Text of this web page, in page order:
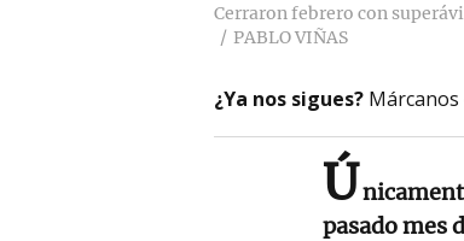
Cerraron febrero con
PABLO VIÑAS
¿Ya nos sigues?
Ú
pasado mes